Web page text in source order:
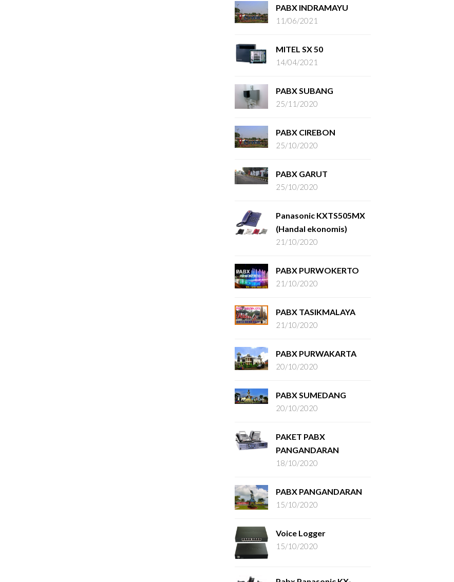
PABX INDRAMAYU
11/06/2021
MITEL SX 50
14/04/2021
PABX SUBANG
25/11/2020
PABX CIREBON
25/10/2020
PABX GARUT
25/10/2020
Panasonic KXTS505MX
(Handal ekonomis)
21/10/2020
PABX PURWOKERTO
21/10/2020
PABX TASIKMALAYA
21/10/2020
PABX PURWAKARTA
20/10/2020
PABX SUMEDANG
20/10/2020
PAKET PABX
PANGANDARAN
18/10/2020
PABX PANGANDARAN
15/10/2020
Voice Logger
15/10/2020